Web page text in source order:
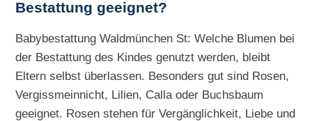
Bestattung geeignet?
Babybestattung Waldmünchen St: Welche Blumen bei
der Bestattung des Kindes genutzt werden, bleibt
Eltern selbst überlassen. Besonders gut sind Rosen,
Vergissmeinnicht, Lilien, Calla oder Buchsbaum
geeignet. Rosen stehen für Vergänglichkeit, Liebe und